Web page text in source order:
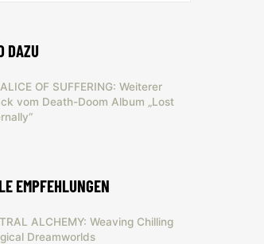
DAZU
OF SUFFERING: Weiterer
vom Death-Doom Album „Lost
EMPFEHLUNGEN
ALCHEMY: Weaving Chilling
Dreamworlds